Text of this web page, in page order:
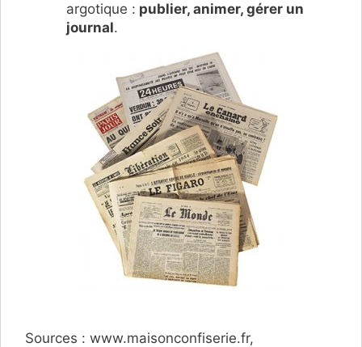
argotique : publier, animer, gérer un
journal.
Sources : www.maisonconfiserie.fr,